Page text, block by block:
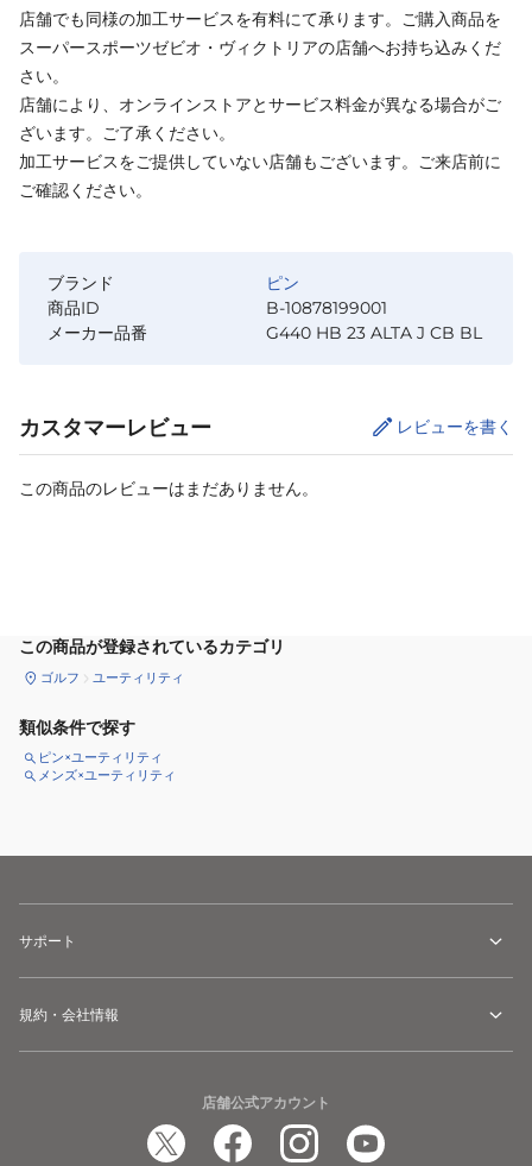
店舗でも同様の加工サービスを有料にて承ります。ご購入商品を
スーパースポーツゼビオ・ヴィクトリアの店舗へお持ち込みくだ
さい。
店舗により、オンラインストアとサービス料金が異なる場合がご
ざいます。ご了承ください。
加工サービスをご提供していない店舗もございます。ご来店前に
ご確認ください。
ブランド
ピン
商品ID
B-10878199001
メーカー品番
G440 HB 23 ALTA J CB BL
カスタマーレビュー レビューを書く
この商品のレビューはまだありません。
この商品が登録されているカテゴリ
ゴルフ ユーティリティ
類似条件で探す
ピン×ユーティリティ
メンズ×ユーティリティ
サポート
規約・会社情報
店舗公式アカウント